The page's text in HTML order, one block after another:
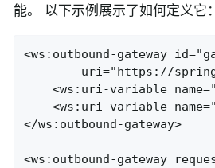
能。 以下示例展示了如何定义它：
<ws:outbound-gateway
uri="https://
<ws:uri-variable
<ws:uri-variable
</ws:outbound-gateway>
<ws:outbound-gateway